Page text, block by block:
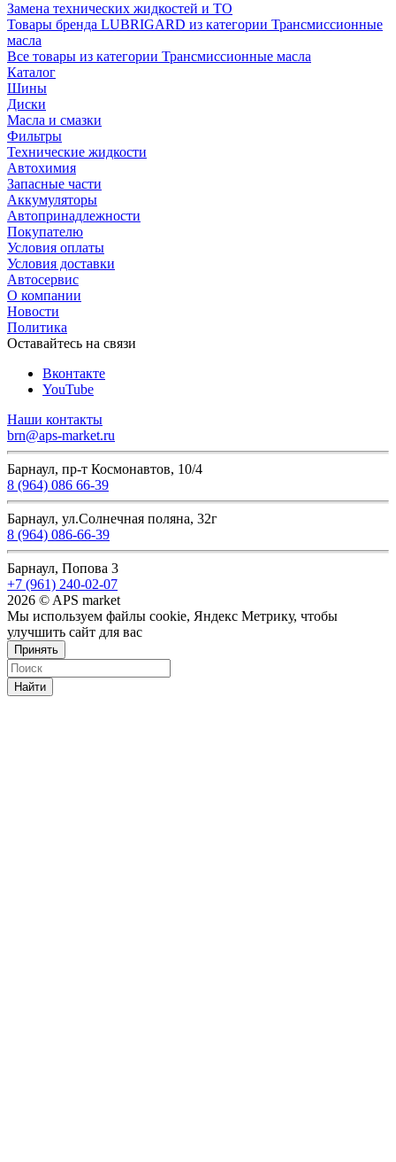
Замена технических жидкостей и ТО
Товары бренда LUBRIGARD из категории Трансмиссионные
масла
Все товары из категории Трансмиссионные масла
Каталог
Шины
Диски
Масла и смазки
Фильтры
Технические жидкости
Автохимия
Запасные части
Аккумуляторы
Автопринадлежности
Покупателю
Условия оплаты
Условия доставки
Автосервис
О компании
Новости
Политика
Оставайтесь на связи
Вконтакте
YouTube
Наши контакты
brn@aps-market.ru
Барнаул, пр-т Космонавтов, 10/4
8 (964) 086 66-39
Барнаул, ул.Солнечная поляна, 32г
8 (964) 086-66-39
Барнаул, Попова 3
+7 (961) 240-02-07
2026 © APS market
Мы используем файлы cookie, Яндекс Метрику, чтобы
улучшить сайт для вас
Принять
Найти